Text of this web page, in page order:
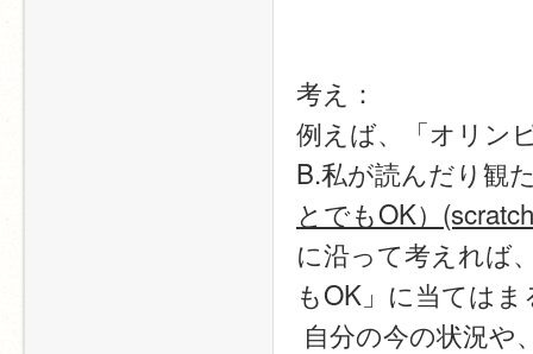
考え：
例えば、「オリン
B.私が読んだり観
とでもOK）
に沿って考えれば
もOK」に当ては
自分の今の状況や